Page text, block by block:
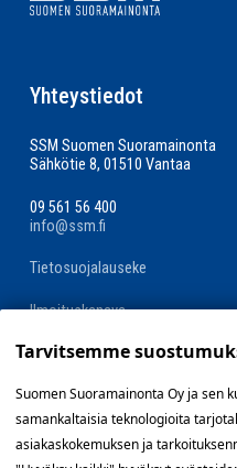
Yhteystiedot
SSM Suomen Suoramainonta
Sähkötie 8, 01510 Vantaa
09 561 56 400
info@ssm.fi
Tietosuojalauseke
Ilmoituskanava
Evästevalinnat »
Oikopolut
Tarvitsemme
Suomen Suoramainonta Oy ja sen
samankaltaisia teknologioita
asiakaskokemuksen ja